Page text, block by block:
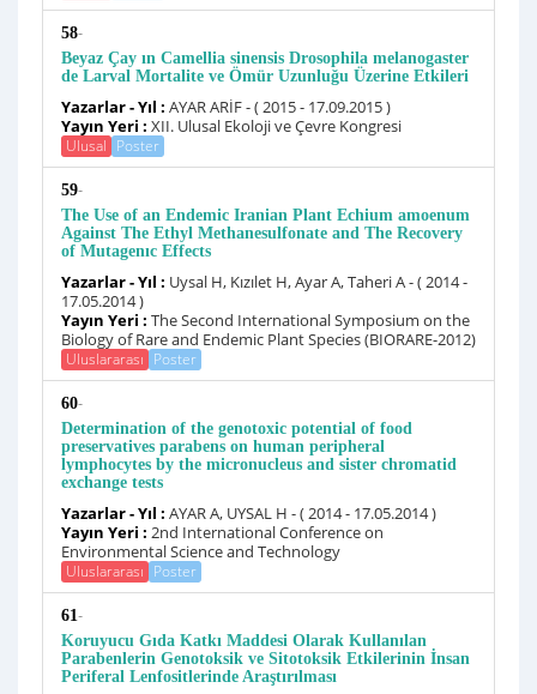
58-
Beyaz Çay ın Camellia sinensis Drosophila melanogaster
de Larval Mortalite ve Ömür Uzunluğu Üzerine Etkileri
Yazarlar - Yıl : AYAR ARİF - ( 2015 - 17.09.2015 )
Yayın Yeri : XII. Ulusal Ekoloji ve Çevre Kongresi
Ulusal Poster
59-
The Use of an Endemic Iranian Plant Echium amoenum
Against The Ethyl Methanesulfonate and The Recovery
of Mutagenıc Effects
Yazarlar - Yıl : Uysal H, Kızılet H, Ayar A, Taheri A - ( 2014 -
17.05.2014 )
Yayın Yeri : The Second International Symposium on the
Biology of Rare and Endemic Plant Species (BIORARE-2012)
Uluslararası Poster
60-
Determination of the genotoxic potential of food
preservatives parabens on human peripheral
lymphocytes by the micronucleus and sister chromatid
exchange tests
Yazarlar - Yıl : AYAR A, UYSAL H - ( 2014 - 17.05.2014 )
Yayın Yeri : 2nd International Conference on
Environmental Science and Technology
Uluslararası Poster
61-
Koruyucu Gıda Katkı Maddesi Olarak Kullanılan
Parabenlerin Genotoksik ve Sitotoksik Etkilerinin İnsan
Periferal Lenfositlerinde Araştırılması